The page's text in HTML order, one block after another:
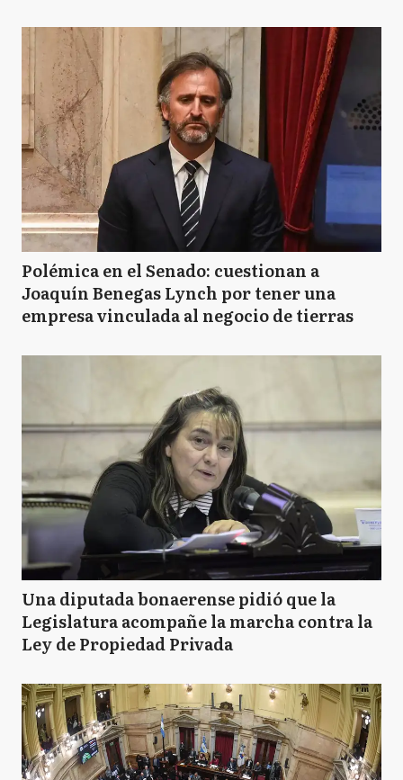
Polémica en el Senado: cuestionan a
Joaquín Benegas Lynch por tener una
empresa vinculada al negocio de tierras
Una diputada bonaerense pidió que la
Legislatura acompañe la marcha contra la
Ley de Propiedad Privada